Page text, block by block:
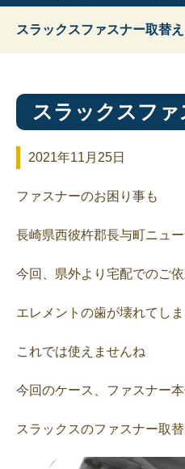
スラックスファスナー取替え
スラックスファ
2021年11月25日
ファスナーのお困り事も
長崎県西彼杵郡長与町ニュ
今回、県外より宅配でのご
エレメントの歯が壊れてし
これでは使えませんね
今回のケース、ファスナー
スラックスのファスナー取